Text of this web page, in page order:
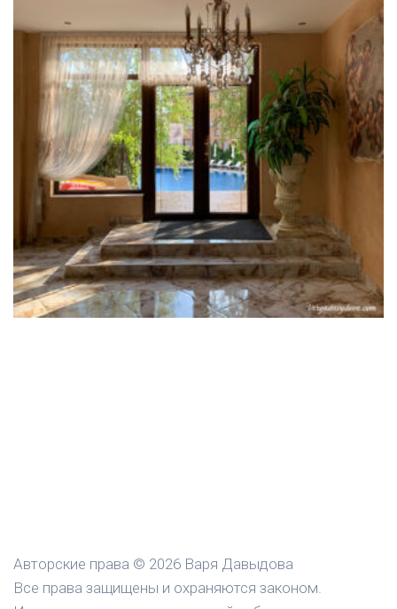
Авторские права © 2026 Варя Давыдова
Все права защищены и охраняются законом.